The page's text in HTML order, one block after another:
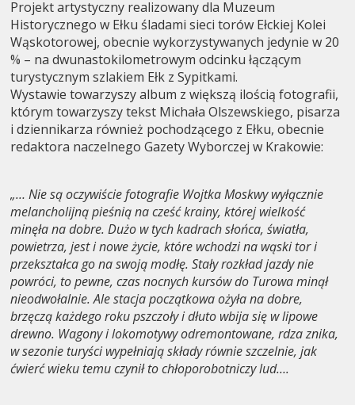
Projekt artystyczny realizowany dla Muzeum
Historycznego w Ełku śladami sieci torów Ełckiej Kolei
Wąskotorowej, obecnie wykorzystywanych jedynie w 20
% – na dwunastokilometrowym odcinku łączącym
turystycznym szlakiem Ełk z Sypitkami.
Wystawie towarzyszy album z większą ilością fotografii,
którym towarzyszy tekst Michała Olszewskiego, pisarza
i dziennikarza również pochodzącego z Ełku, obecnie
redaktora naczelnego Gazety Wyborczej w Krakowie:
„… Nie są oczywiście fotografie Wojtka Moskwy wyłącznie
melancholijną pieśnią na cześć krainy, której wielkość
minęła na dobre. Dużo w tych kadrach słońca, światła,
powietrza, jest i nowe życie, które wchodzi na wąski tor i
przekształca go na swoją modłę. Stały rozkład jazdy nie
powróci, to pewne, czas nocnych kursów do Turowa minął
nieodwołalnie. Ale stacja początkowa ożyła na dobre,
brzęczą każdego roku pszczoły i dłuto wbija się w lipowe
drewno. Wagony i lokomotywy odremontowane, rdza znika,
w sezonie turyści wypełniają składy równie szczelnie, jak
ćwierć wieku temu czynił to chłoporobotniczy lud….